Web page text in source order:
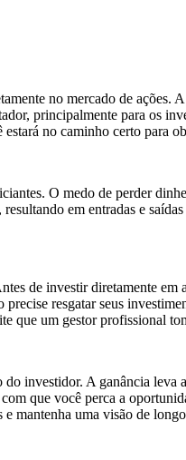
no mercado de ações.
principalmente para os
no caminho certo para
O medo de perder
em entradas e
de investir diretamente
resgatar seus
um gestor profissional
investidor. A ganância
que você perca a
mantenha uma visão de